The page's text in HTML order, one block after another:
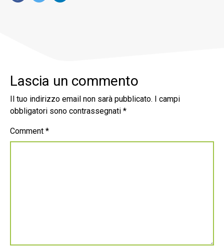
Lascia un commento
Il tuo indirizzo email non sarà pubblicato.
I campi
obbligatori sono contrassegnati *
Comment *